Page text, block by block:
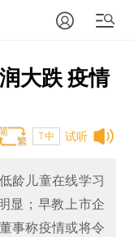
大跌 疫情
试听
T中
龄儿童在线学习
显；早教上市企
事称疫情或将令